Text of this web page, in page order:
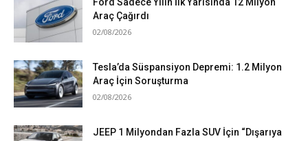
Ford Sadece Yılın İlk Yarısında 12 Milyon
Araç Çağırdı
02/08/2026
Tesla’da Süspansiyon Depremi: 1.2 Milyon
Araç İçin Soruşturma
02/08/2026
JEEP 1 Milyondan Fazla SUV İçin “Dışarıya